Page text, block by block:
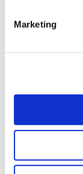
Marketing
2021 (24)
2017 (31)
2015 (30)
2013 (44)